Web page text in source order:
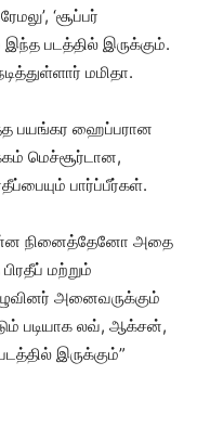
‘சூப்பர்
படத்தில் இருக்கும்.
மமிதா.
பயங்கர ஹைப்பரான
மெச்சூர்டான,
பார்ப்பீர்கள்.
நினைத்தேனோ அதை
மற்றும்
அனைவருக்கும்
படியாக லவ், ஆக்சன்,
இருக்கும்”